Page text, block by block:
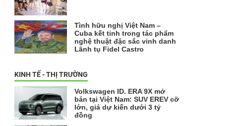
Tình hữu nghị Việt Nam –
Cuba kết tinh trong tác phẩm
nghệ thuật đặc sắc vinh danh
Lãnh tụ Fidel Castro
KINH TẾ - THỊ TRƯỜNG
Volkswagen ID. ERA 9X mở
bán tại Việt Nam: SUV EREV cỡ
lớn, giá dự kiến dưới 3 tỷ
đồng